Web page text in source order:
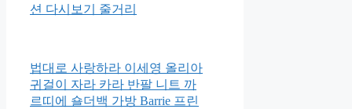
션 다시보기 줄거리
법대로 사랑하라 이세영 올리아
귀걸이 자라 카라 반팔 니트 까
르띠에 숄더백 가방 Barrie 프린